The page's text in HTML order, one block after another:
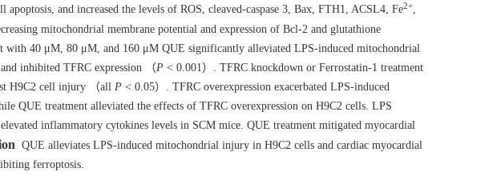
and increased the levels of ROS, cleaved-caspase 3, Bax, FTH1, ACSL4, Fe2+,
mitochondrial membrane potential and expression of Bcl-2 and glutathione
with 40 μM, 80 μM, and 160 μM QUE significantly alleviated LPS-induced mitochondrial
inhibited TFRC expression （P < 0.001）. TFRC knockdown or Ferrostatin-1 treatment
H9C2 cell injury （all P < 0.05）. TFRC overexpression exacerbated LPS-induced
QUE treatment alleviated the effects of TFRC overexpression on H9C2 cells. LPS
inflammatory cytokines levels in SCM mice. QUE treatment mitigated myocardial
QUE alleviates LPS-induced mitochondrial injury in H9C2 cells and cardiac myocardial
ferroptosis.